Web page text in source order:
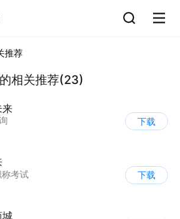
推荐
相关推荐(23)
来
下载
考试
下载
城